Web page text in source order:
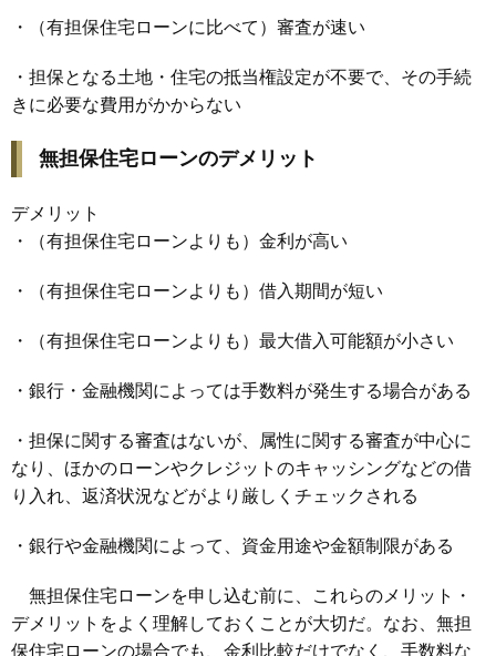
・（有担保住宅ローンに比べて）審査が速い
・担保となる土地・住宅の抵当権設定が不要で、その手続
きに必要な費用がかからない
無担保住宅ローンのデメリット
デメリット
・（有担保住宅ローンよりも）金利が高い
・（有担保住宅ローンよりも）借入期間が短い
・（有担保住宅ローンよりも）最大借入可能額が小さい
・銀行・金融機関によっては手数料が発生する場合がある
・担保に関する審査はないが、属性に関する審査が中心に
なり、ほかのローンやクレジットのキャッシングなどの借
り入れ、返済状況などがより厳しくチェックされる
・銀行や金融機関によって、資金用途や金額制限がある
無担保住宅ローンを申し込む前に、これらのメリット・
デメリットをよく理解しておくことが大切だ。なお、無担
保住宅ローンの場合でも、金利比較だけでなく、手数料な